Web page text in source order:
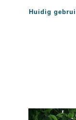
Huidig